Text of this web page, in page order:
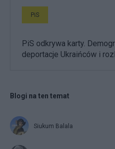
PiS
PiS odkrywa karty.
deportacje Ukraińców i
Blogi na ten temat
Siukum Balala